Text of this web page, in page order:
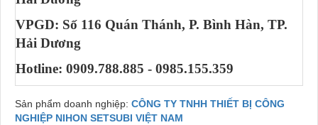
VPGD: Số 116 Quán Thánh, P. Bình Hàn, TP.
Hải Dương
Hotline: 0909.788.885 - 0985.155.359
Sản phẩm doanh nghiệp: CÔNG TY TNHH THIẾT BỊ CÔNG
NGHIỆP NIHON SETSUBI VIỆT NAM